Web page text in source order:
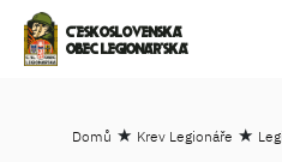
ČESKOSLOVENSKÁ
OBEC LEGIONÁŘSKÁ
Domů ★ Krev Legionáře ★